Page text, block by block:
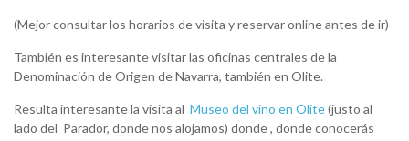
(Mejor consultar los horarios de visita y reservar online antes de ir)
También es interesante visitar las oficinas centrales de la
Denominación de Origen de Navarra, también en Olite.
Resulta interesante la visita al Museo del vino en Olite(justo al
lado del Parador, donde nos alojamos) donde , donde conocerás